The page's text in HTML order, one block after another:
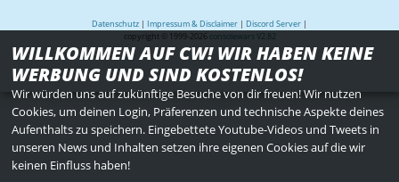
Datenschutz | Impressum & Disclaimer | Discord Server |
copyright © 1999-2026
consolewars V2.82
WILLKOMMEN AUF CW! WIR HABEN KEINE
WERBUNG UND SIND KOSTENLOS!
Wir würden uns auf zukünftige Besuche von dir freuen! Wir nutzen
Cookies, um deinen Login, Präferenzen und technische Aspekte deines
Aufenthalts zu speichern. Eingebettete Youtube-Videos und Tweets in
unseren News und Inhalten setzen ihre eigenen Cookies auf die wir
keinen Einfluss haben!